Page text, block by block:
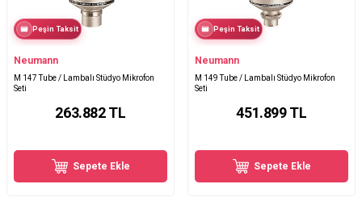
Peşin Taksit
Neumann
M 147 Tube / Lambalı Stüdyo Mikrofon
Seti
263.882TL
Sepete Ekle
Peşin Taksit
Neumann
M 149 Tube / Lambalı Stüdyo Mikrofon
Seti
451.899TL
Sepete Ekle